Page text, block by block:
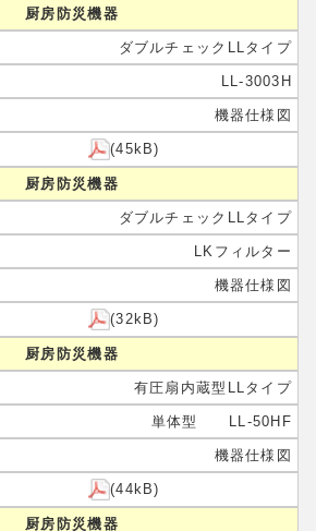
厨房防災機器
ダブルチェックLLタイプ
LL-3003H
機器仕様図
(45kB)
厨房防災機器
ダブルチェックLLタイプ
LKフィルター
機器仕様図
(32kB)
厨房防災機器
有圧扇内蔵型LLタイプ
単体型 LL-50HF
機器仕様図
(44kB)
厨房防災機器